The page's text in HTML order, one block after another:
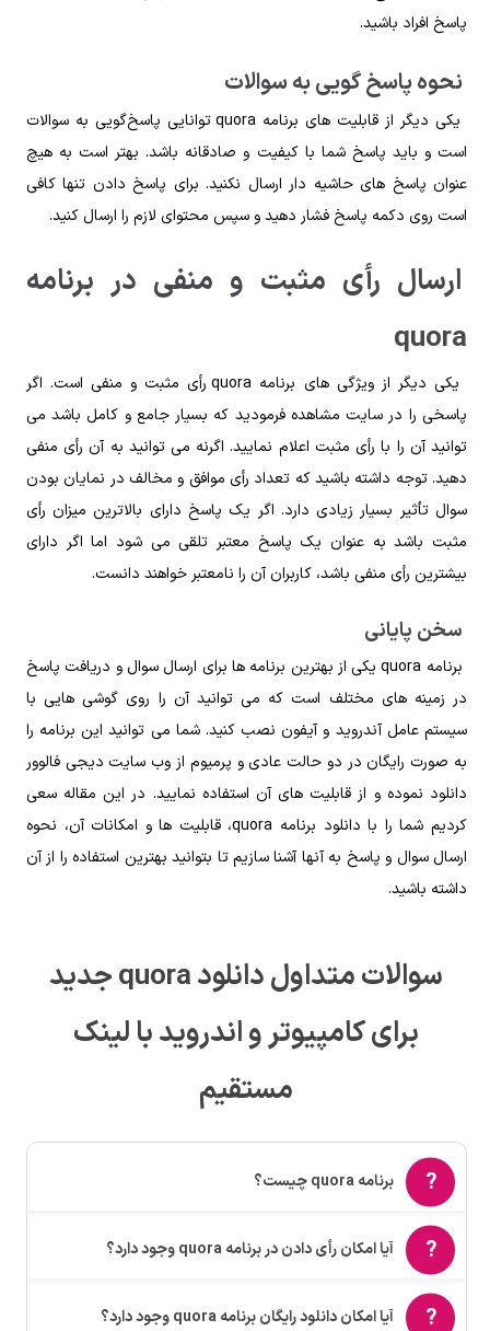
پاسخ افراد باشید.
نحوه پاسخ‌ گویی به سوالات
یکی دیگر از قابلیت‌ های برنامه quora توانایی پاسخ‌گویی به سوالات
است و باید پاسخ شما با کیفیت و صادقانه باشد. بهتر است به‌ هیچ‌
عنوان پاسخ‌ های حاشیه‌ دار ارسال نکنید. برای پاسخ دادن تنها کافی
است روی دکمه پاسخ فشار دهید و سپس محتوای لازم را ارسال کنید.
ارسال رأی مثبت و منفی در برنامه
quora
یکی دیگر از ویژگی‌ های برنامه quora رأی مثبت و منفی است. اگر
پاسخی را در سایت مشاهده فرمودید که بسیار جامع و کامل باشد می‌
توانید آن را با رأی مثبت اعلام نمایید. اگرنه می توانید به آن رأی منفی
دهید. توجه داشته باشید که تعداد رأی موافق و مخالف در نمایان بودن
سوال تأثیر بسیار زیادی دارد. اگر یک پاسخ دارای بالاترین میزان رأی
مثبت باشد به‌ عنوان یک پاسخ معتبر تلقی می‌ شود اما اگر دارای
بیشترین رأی منفی باشد، کاربران آن را نامعتبر خواهند دانست.
سخن پایانی
برنامه quora یکی از بهترین برنامه‌ ها برای ارسال سوال و دریافت پاسخ
در زمینه‌ های مختلف است که می‌ توانید آن را روی گوشی‌ هایی با
سیستم عامل آندروید و آیفون نصب کنید. شما می‌ توانید این برنامه را
به‌ صورت رایگان در دو حالت عادی و پرمیوم از وب‌ سایت دیجی فالوور
دانلود نموده و از قابلیت‌ های آن استفاده نمایید. در این مقاله سعی
کردیم شما را با دانلود برنامه quora، قابلیت‌ ها و امکانات آن، نحوه
ارسال سوال و پاسخ به آنها آشنا سازیم تا بتوانید بهترین استفاده را از آن
داشته باشید.
سوالات متداول دانلود quora جدید
برای کامپیوتر و اندروید با لینک
مستقیم
برنامه quora چیست؟
آیا امکان رأی دادن در برنامه quora وجود دارد؟
آیا امکان دانلود رایگان برنامه quora وجود دارد؟